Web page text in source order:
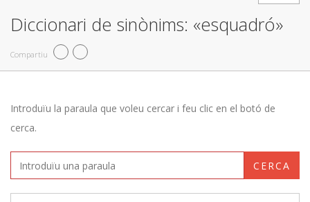
Diccionari de sinònims: «esquadró»
Compartiu
Introduïu la paraula que voleu cercar i feu clic en el botó de
cerca.
CERCA